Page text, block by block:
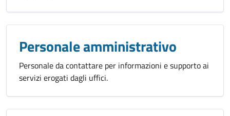
Personale amministrativo
Personale da contattare per informazioni e supporto ai
servizi erogati dagli uffici.